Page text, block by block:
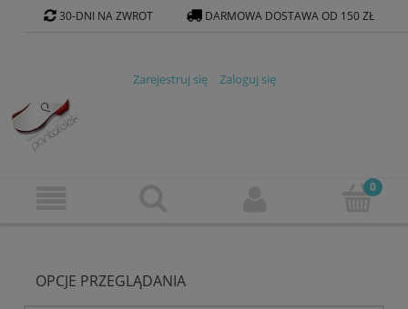
Zarejestruj się Zaloguj się
30-DNI NA ZWROT DARMOWA DOSTAWA OD 150 ZŁ
OPCJE PRZEGLĄDANIA